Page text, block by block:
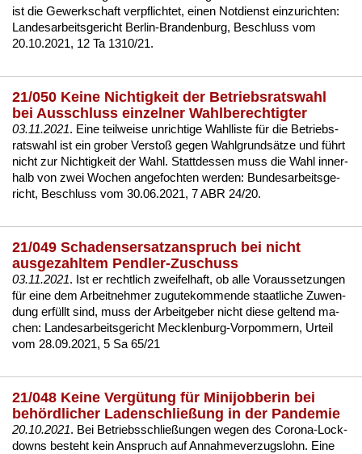
ist die Ge­werk­schaft ver­pflich­tet, ei­nen Not­dienst ein­zu­rich­ten:
Lan­des­ar­beits­ge­richt Ber­lin-Bran­den­burg, Be­schluss vom
20.10.2021, 12 Ta 1310/21.
21/050 Keine Nichtigkeit der Betriebsratswahl
bei Ausschluss einzelner Wahlberechtigter
03.11.2021. Ei­ne teil­wei­se un­rich­ti­ge Wahl­lis­te für die Be­triebs­
rats­wahl ist ein gro­ber Ver­s­toß ge­gen Wahl­grundsätze und führt
nicht zur Nich­tig­keit der Wahl. Statt­des­sen muss die Wahl in­ner­
halb von zwei Wo­chen an­ge­foch­ten wer­den: Bun­des­ar­beits­ge­
richt, Be­schluss vom 30.06.2021, 7 ABR 24/20.
21/049 Schadensersatzanspruch bei nicht
ausgezahltem Pendler-Zuschuss
03.11.2021. Ist er recht­lich zwei­fel­haft, ob al­le Vor­aus­set­zun­gen
für ei­ne dem Ar­beit­neh­mer zu­gu­te­kom­men­de staat­li­che Zu­wen­
dung erfüllt sind, muss der Ar­beit­ge­ber nicht die­se gel­tend ma­
chen: Lan­des­ar­beits­ge­richt Meck­len­burg-Vor­pom­mern, Ur­teil
vom 28.09.2021, 5 Sa 65/21
21/048 Keine Vergütung für Minijobberin bei
behördlicher Ladenschließung in der Pandemie
20.10.2021. Bei Be­triebs­sch­ließun­gen we­gen des Co­ro­na-Lock­
downs be­steht kein An­spruch auf An­nah­me­ver­zugs­lohn. Ei­ne